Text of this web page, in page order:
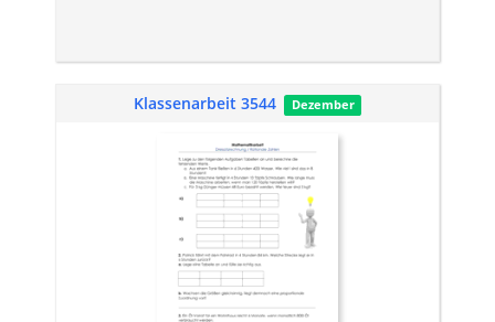
Klassenarbeit 3544 Dezember